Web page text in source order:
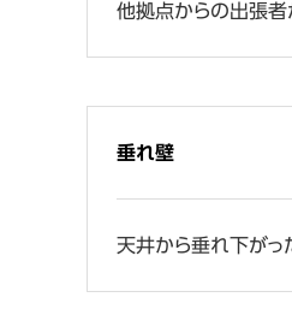
他拠点からの出張者
垂れ壁
天井から垂れ下がっ